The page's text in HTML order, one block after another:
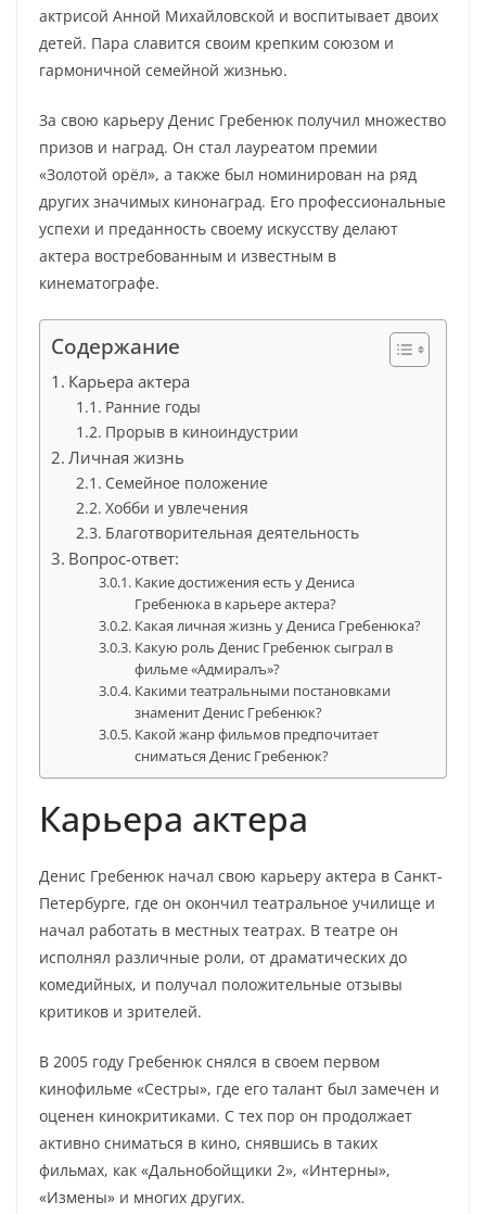
актрисой Анной Михайловской и воспитывает двоих
детей. Пара славится своим крепким союзом и
гармоничной семейной жизнью.
За свою карьеру Денис Гребенюк получил множество
призов и наград. Он стал лауреатом премии
«Золотой орёл», а также был номинирован на ряд
других значимых кинонаград. Его профессиональные
успехи и преданность своему искусству делают
актера востребованным и известным в
кинематографе.
Содержание
Карьера актера
Ранние годы
Прорыв в киноиндустрии
Личная жизнь
Семейное положение
Хобби и увлечения
Благотворительная деятельность
Вопрос-ответ:
Какие достижения есть у Дениса
Гребенюка в карьере актера?
Какая личная жизнь у Дениса Гребенюка?
Какую роль Денис Гребенюк сыграл в
фильме «Адмиралъ»?
Какими театральными постановками
знаменит Денис Гребенюк?
Какой жанр фильмов предпочитает
сниматься Денис Гребенюк?
Карьера актера
Денис Гребенюк начал свою карьеру актера в Санкт-
Петербурге, где он окончил театральное училище и
начал работать в местных театрах. В театре он
исполнял различные роли, от драматических до
комедийных, и получал положительные отзывы
критиков и зрителей.
В 2005 году Гребенюк снялся в своем первом
кинофильме «Сестры», где его талант был замечен и
оценен кинокритиками. С тех пор он продолжает
активно сниматься в кино, снявшись в таких
фильмах, как «Дальнобойщики 2», «Интерны»,
«Измены» и многих других.